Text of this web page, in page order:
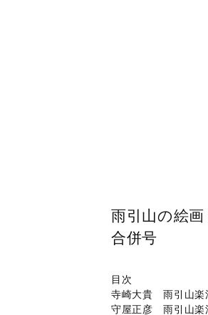
雨引山の絵
合併号
目次
寺崎大貴 雨引山楽
守屋正彦 雨引山楽